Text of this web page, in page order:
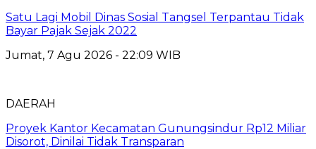
Satu Lagi Mobil Dinas Sosial Tangsel Terpantau Tidak
Bayar Pajak Sejak 2022
Jumat, 7 Agu 2026 - 22:09 WIB
DAERAH
Proyek Kantor Kecamatan Gunungsindur Rp12 Miliar
Disorot, Dinilai Tidak Transparan